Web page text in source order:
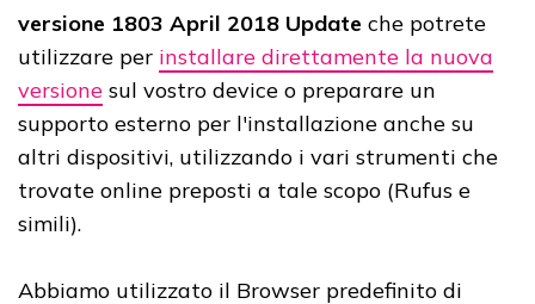
versione 1803 April 2018 Update che potrete
utilizzare per installare direttamente la nuova
versione sul vostro device o preparare un
supporto esterno per l'installazione anche su
altri dispositivi, utilizzando i vari strumenti che
trovate online preposti a tale scopo (Rufus e
simili).
Abbiamo utilizzato il Browser predefinito di